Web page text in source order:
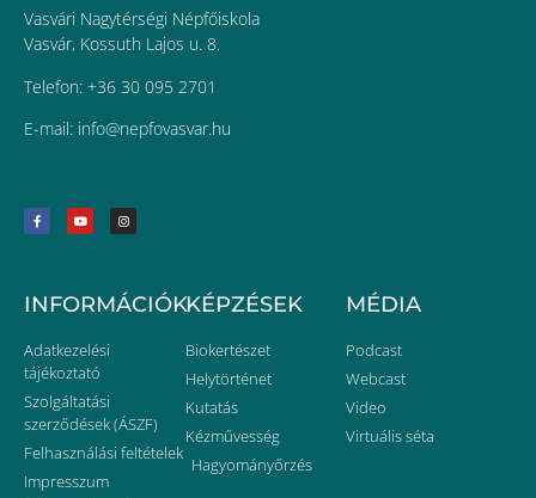
Vasvári Nagytérségi Népfőiskola
Vasvár, Kossuth Lajos u. 8.
Telefon: +36 30 095 2701
E-mail: uh.ravsavofpen@ofni
INFORMÁCIÓK
Adatkezelési
tájékoztató
Szolgáltatási
szerződések (ÁSZF)
Felhasználási feltételek
Impresszum
KÉPZÉSEK
Biokertészet
Helytörténet
Kutatás
Kézművesség
Hagyományőrzés
MÉDIA
Podcast
Webcast
Video
Virtuális séta